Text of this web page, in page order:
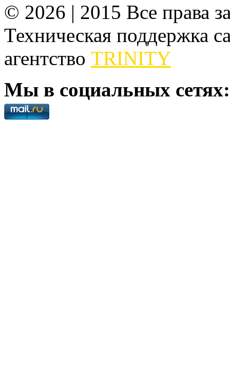
© 2026 | 2015 Все права
Техническая поддержка
агентство TRINITY
Мы в социальных сетях: